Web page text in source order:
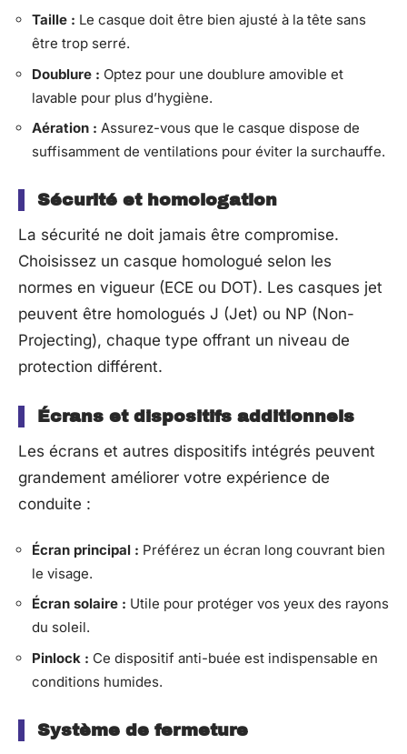
Taille : Le casque doit être bien ajusté à la tête sans
être trop serré.
Doublure : Optez pour une doublure amovible et
lavable pour plus d’hygiène.
Aération : Assurez-vous que le casque dispose de
suffisamment de ventilations pour éviter la surchauffe.
Sécurité et homologation
La sécurité ne doit jamais être compromise.
Choisissez un casque homologué selon les
normes en vigueur (ECE ou DOT). Les casques jet
peuvent être homologués J (Jet) ou NP (Non-
Projecting), chaque type offrant un niveau de
protection différent.
Écrans et dispositifs additionnels
Les écrans et autres dispositifs intégrés peuvent
grandement améliorer votre expérience de
conduite :
Écran principal : Préférez un écran long couvrant bien
le visage.
Écran solaire : Utile pour protéger vos yeux des rayons
du soleil.
Pinlock : Ce dispositif anti-buée est indispensable en
conditions humides.
Système de fermeture